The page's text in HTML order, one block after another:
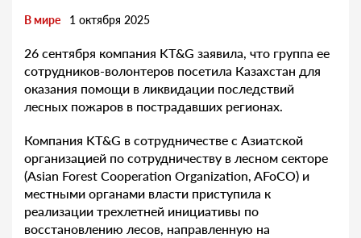
В мире 1 октября 2025
26 сентября компания KT&G заявила, что группа ее
сотрудников-волонтеров посетила Казахстан для
оказания помощи в ликвидации последствий
лесных пожаров в пострадавших регионах.
Компания KT&G в сотрудничестве с Азиатской
организацией по сотрудничеству в лесном секторе
(Asian Forest Cooperation Organization, AFoCO) и
местными органами власти приступила к
реализации трехлетней инициативы по
восстановлению лесов, направленную на